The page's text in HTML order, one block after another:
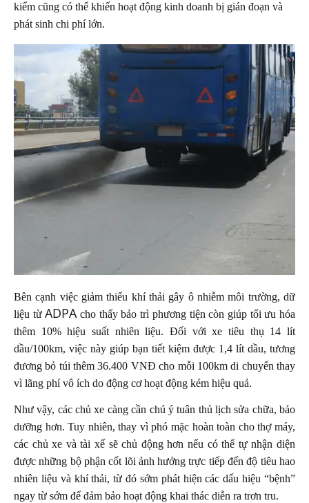
kiểm cũng có thể khiến hoạt động kinh doanh bị gián đoạn và
phát sinh chi phí lớn.
Bên cạnh việc giảm thiểu khí thải gây ô nhiễm môi trường, dữ
liệu từADPA cho thấy bảo trì phương tiện còn giúp tối ưu hóa
thêm 10% hiệu suất nhiên liệu. Đối với xe tiêu thụ 14 lít
dầu/100km, việc này giúp bạn tiết kiệm được 1,4 lít dầu, tương
đương bỏ túi thêm 36.400 VNĐ cho mỗi 100km di chuyển thay
vì lãng phí vô ích do động cơ hoạt động kém hiệu quả.
Như vậy, các chủ xe càng cần chú ý tuân thủ lịch sửa chữa, bảo
dưỡng hơn. Tuy nhiên, thay vì phó mặc hoàn toàn cho thợ máy,
các chủ xe và tài xế sẽ chủ động hơn nếu có thể tự nhận diện
được những bộ phận cốt lõi ảnh hưởng trực tiếp đến độ tiêu hao
nhiên liệu và khí thải, từ đó sớm phát hiện các dấu hiệu “bệnh”
ngay từ sớm để đảm bảo hoạt động khai thác diễn ra trơn tru.